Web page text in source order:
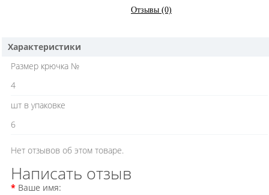
Отзывы (0)
Характеристики
Размер крючка №
4
шт в упаковке
6
Нет отзывов об этом товаре.
Написать отзыв
Ваше имя: